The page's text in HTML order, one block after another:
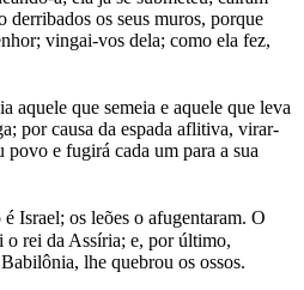
derribados os seus muros, porque
vingai-vos dela; como ela fez,
aquele que semeia e aquele que leva
por causa da espada aflitiva, virar-
povo e fugirá cada um para a sua
Israel; os leões o afugentaram. O
rei da Assíria; e, por último,
lhe quebrou os ossos.